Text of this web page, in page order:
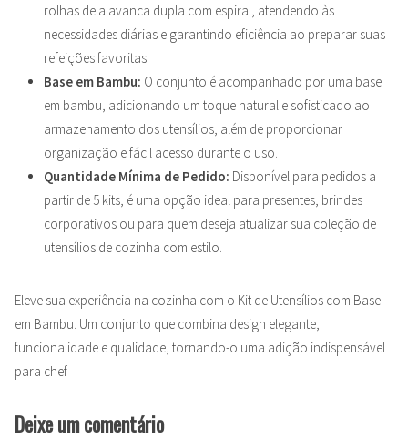
rolhas de alavanca dupla com espiral, atendendo às
necessidades diárias e garantindo eficiência ao preparar suas
refeições favoritas.
Base em Bambu: O conjunto é acompanhado por uma base
em bambu, adicionando um toque natural e sofisticado ao
armazenamento dos utensílios, além de proporcionar
organização e fácil acesso durante o uso.
Quantidade Mínima de Pedido: Disponível para pedidos a
partir de 5 kits, é uma opção ideal para presentes, brindes
corporativos ou para quem deseja atualizar sua coleção de
utensílios de cozinha com estilo.
Eleve sua experiência na cozinha com o Kit de Utensílios com Base
em Bambu. Um conjunto que combina design elegante,
funcionalidade e qualidade, tornando-o uma adição indispensável
para chef
Deixe um comentário